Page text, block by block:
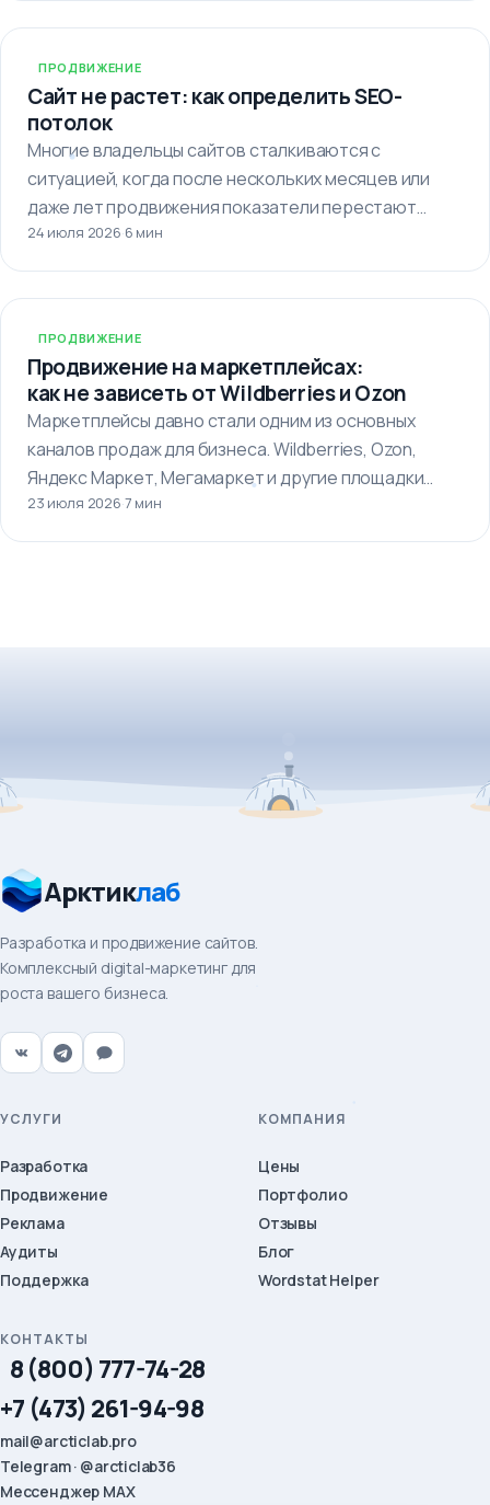
ПРОДВИЖЕНИЕ
Сайт не растет: как определить SEO-
потолок
Многие владельцы сайтов сталкиваются с
ситуацией, когда после нескольких месяцев или
даже лет продвижения показатели перестают
улучшаться. Кажется,…
24 июля 2026·6 мин
ПРОДВИЖЕНИЕ
Продвижение на маркетплейсах:
как не зависеть от Wildberries и Ozon
Маркетплейсы давно стали одним из основных
каналов продаж для бизнеса. Wildberries, Ozon,
Яндекс Маркет, Мегамаркет и другие площадки…
23 июля 2026·7 мин
Арктиклаб
Разработка и продвижение сайтов.
Комплексный digital-маркетинг для
роста вашего бизнеса.
УСЛУГИ
Разработка
Продвижение
Реклама
Аудиты
Поддержка
КОМПАНИЯ
Цены
Портфолио
Отзывы
Блог
Wordstat Helper
КОНТАКТЫ
8 (800) 777-74-28
+7 (473) 261-94-98
mail@arcticlab.pro
Telegram · @arcticlab36
Мессенджер MAX